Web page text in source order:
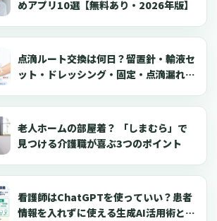
めアプリ10選【無料あり・2026年版】
点滴ルート交換は何日？留置針・輸液セ
ット・ドレッシング・固定・点滴漏れ対
老人ホームの部屋着？ 「しまむら」で
見つける介護職が喜ぶ3つのポイント
看護師はChatGPTを使っていい？患者
情報を入れずに使える生成AI活用術とプ